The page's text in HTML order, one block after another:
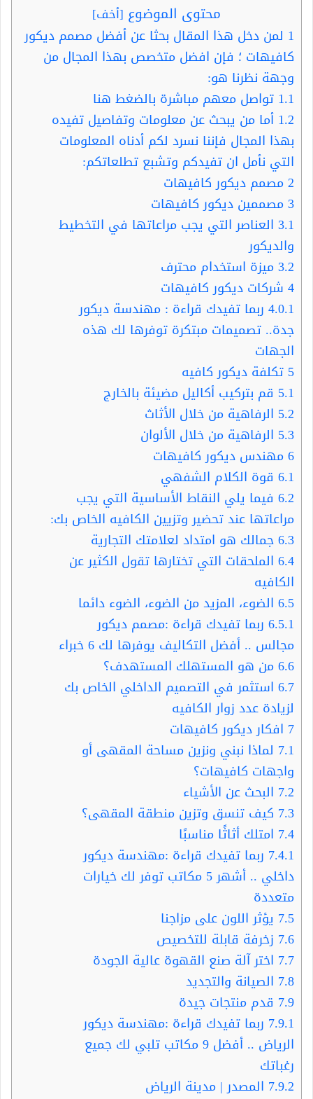
محتوى الموضوع [أخف]
1 لمن دخل هذا المقال بحثا عن أفضل مصمم ديكور
كافيهات ؛ فإن افضل متخصص بهذا المجال من
وجهة نظرنا هو:
1.1 تواصل معهم مباشرة بالضغط هنا
1.2 أما من يبحث عن معلومات وتفاصيل تفيده
بهذا المجال فإننا نسرد لكم أدناه المعلومات
التي نأمل ان تفيدكم وتشبع تطلعاتكم:
2مصمم ديكور كافيهات
3مصممين ديكور كافيهات
3.1 العناصر التي يجب مراعاتها في التخطيط
والديكور
3.2ميزة استخدام محترف
4 شركات ديكور كافيهات
4.0.1 ربما تفيدك قراءة : مهندسة ديكور
جدة.. تصميمات مبتكرة توفرها لك هذه
الجهات
5 تكلفة ديكور كافيه
5.1 قم بتركيب أكاليل مضيئة بالخارج
5.2 الرفاهية من خلال الأثاث
5.3 الرفاهية من خلال الألوان
6مهندس ديكور كافيهات
6.1 قوة الكلام الشفهي
6.2 فيما يلي النقاط الأساسية التي يجب
مراعاتها عند تحضير وتزيين الكافيه الخاص بك:
6.3جمالك هو امتداد لعلامتك التجارية
6.4 الملحقات التي تختارها تقول الكثير عن
الكافيه
6.5 الضوء، المزيد من الضوء، الضوء دائما
6.5.1 ربما تفيدك قراءة :مصمم ديكور
مجالس .. أفضل التكاليف يوفرها لك 6 خبراء
6.6من هو المستهلك المستهدف؟
6.7 استثمر في التصميم الداخلي الخاص بك
لزيادة عدد زوار الكافيه
7 افكار ديكور كافيهات
7.1 لماذا نبني ونزين مساحة المقهى أو
واجهات كافيهات؟
7.2 البحث عن الأشياء
7.3 كيف تنسق وتزين منطقة المقهى؟
7.4 امتلك أثاثًا مناسبًا
7.4.1 ربما تفيدك قراءة :مهندسة ديكور
داخلي .. أشهر 5 مكاتب توفر لك خيارات
متعددة
7.5 يؤثر اللون على مزاجنا
7.6 زخرفة قابلة للتخصيص
7.7 اختر آلة صنع القهوة عالية الجودة
7.8 الصيانة والتجديد
7.9 قدم منتجات جيدة
7.9.1 ربما تفيدك قراءة :مهندسة ديكور
الرياض .. أفضل 9 مكاتب تلبي لك جميع
رغباتك
7.9.2 المصدر | مدينة الرياض